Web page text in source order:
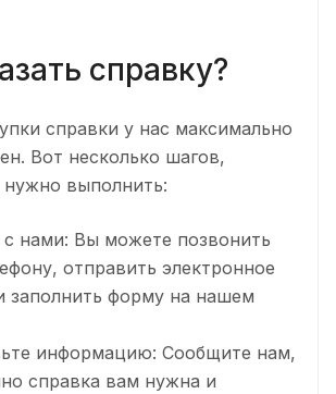
справку?
справки у нас максимально
Вот несколько шагов,
выполнить:
нами: Вы можете позвонить
отправить электронное
заполнить форму на нашем
информацию: Сообщите нам,
справка вам нужна и